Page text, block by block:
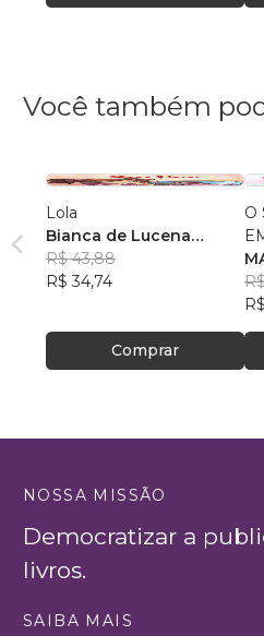
Você também
Lola
Bianca de Lucena
Coutinho de Oliveira
R$ 43,88
R$ 34,74
Comprar
O
NOSSA MISSÃO
Democratizar a
livros.
SAIBA MAIS